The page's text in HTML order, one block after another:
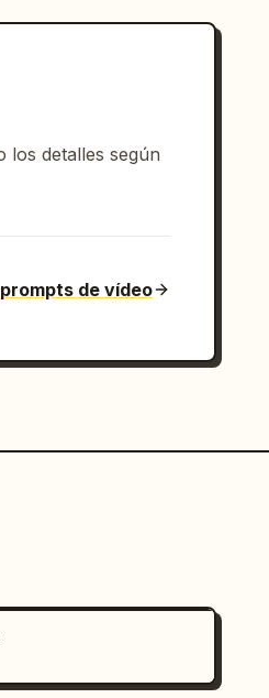
los detalles según
de vídeo